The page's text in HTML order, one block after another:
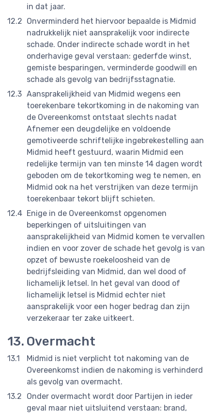
in dat jaar.
Onverminderd het hiervoor bepaalde is Midmid
nadrukkelijk niet aansprakelijk voor indirecte
schade. Onder indirecte schade wordt in het
onderhavige geval verstaan: gederfde winst,
gemiste besparingen, verminderde goodwill en
schade als gevolg van bedrijfsstagnatie.
Aansprakelijkheid van Midmid wegens een
toerekenbare tekortkoming in de nakoming van
de Overeenkomst ontstaat slechts nadat
Afnemer een deugdelijke en voldoende
gemotiveerde schriftelijke ingebrekestelling aan
Midmid heeft gestuurd, waarin Midmid een
redelijke termijn van ten minste 14 dagen wordt
geboden om de tekortkoming weg te nemen, en
Midmid ook na het verstrijken van deze termijn
toerekenbaar tekort blijft schieten.
Enige in de Overeenkomst opgenomen
beperkingen of uitsluitingen van
aansprakelijkheid van Midmid komen te vervallen
indien en voor zover de schade het gevolg is van
opzet of bewuste roekeloosheid van de
bedrijfsleiding van Midmid, dan wel dood of
lichamelijk letsel. In het geval van dood of
lichamelijk letsel is Midmid echter niet
aansprakelijk voor een hoger bedrag dan zijn
verzekeraar ter zake uitkeert.
Overmacht
Midmid is niet verplicht tot nakoming van de
Overeenkomst indien de nakoming is verhinderd
als gevolg van overmacht.
Onder overmacht wordt door Partijen in ieder
geval maar niet uitsluitend verstaan: brand,